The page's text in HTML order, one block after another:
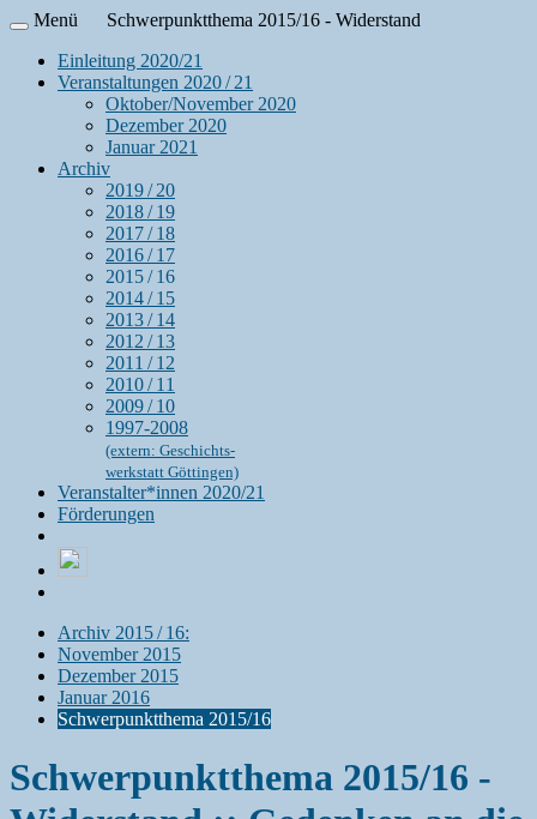
Menü Schwerpunktthema 2015/16 - Widerstand
Einleitung 2020/21
Veranstaltungen 2020 / 21
Oktober/November 2020
Dezember 2020
Januar 2021
Archiv
2019 / 20
2018 / 19
2017 / 18
2016 / 17
2015 / 16
2014 / 15
2013 / 14
2012 / 13
2011 / 12
2010 / 11
2009 / 10
1997-2008
(extern: Geschichts-
werkstatt Göttingen)
Veranstalter*innen 2020/21
Förderungen
Archiv 2015 / 16:
November 2015
Dezember 2015
Januar 2016
Schwerpunktthema 2015/16
Schwerpunktthema 2015/16 -